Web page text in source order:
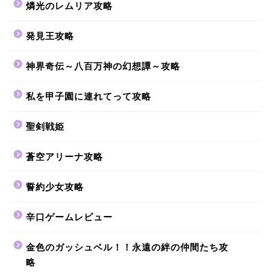
燐光のレムリア攻略
発見王攻略
神界奇伝～八百万神の幻想譚～攻略
私を甲子園に連れてって攻略
聖剣戦姫
蒼空アリーナ攻略
誓約少女攻略
辛口ゲームレビュー
金色のガッシュベル！！永遠の絆の仲間たち攻
略